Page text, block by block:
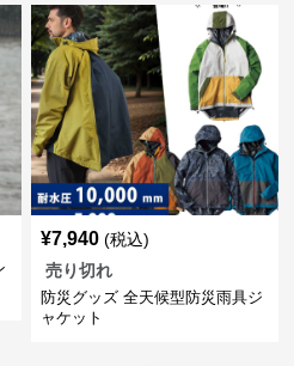
¥7,940 (税込)
売り切れ
防災グッズ 全天候型防災雨具ジ
ャケット